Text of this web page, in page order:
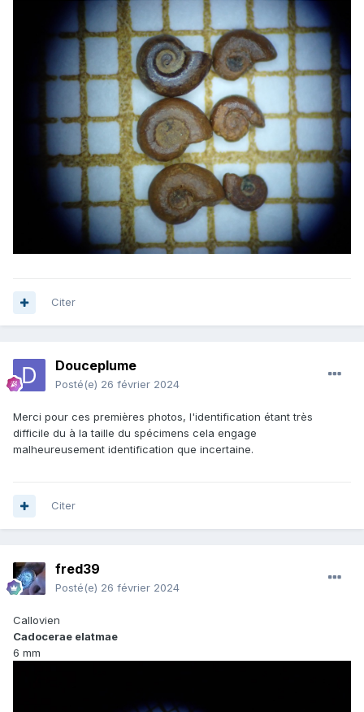
Citer
Douceplume
Posté(e) 26 février 2024
Merci pour ces premières photos, l'identification étant très
difficile du à la taille du spécimens cela engage
malheureusement identification que incertaine.
Citer
fred39
Posté(e) 26 février 2024
Callovien
Cadocerae elatmae
6 mm